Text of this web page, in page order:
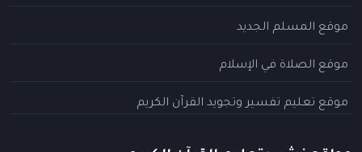
موقع المسلم الجديد
موقع الصلاة في الإسلام
موقع تعليم تفسير وتجويد القرآن الكريم